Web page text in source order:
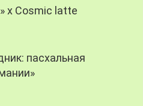
х Cosmic latte
пасхальная